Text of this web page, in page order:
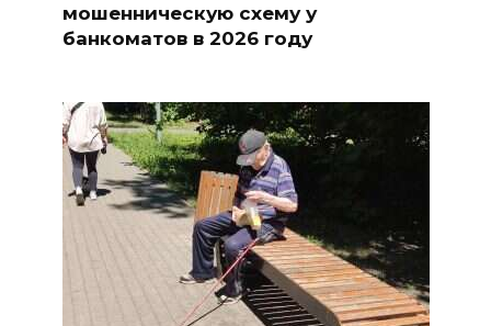
мошенническую схему у
банкоматов в 2026 году